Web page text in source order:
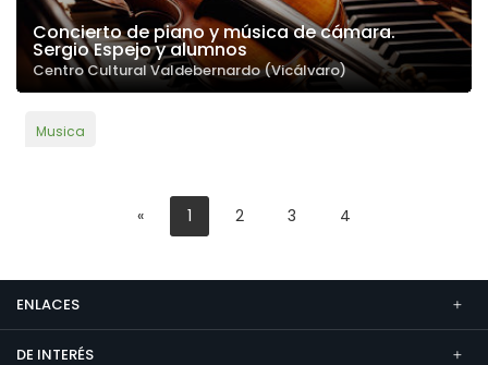
Concierto de piano y música de cámara.
Sergio Espejo y alumnos
Centro Cultural Valdebernardo (Vicálvaro)
Musica
« 1 2 3 4
ENLACES
DE INTERÉS